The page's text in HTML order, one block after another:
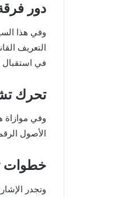
دور
وفي هذا
التعريف
في استقبال
تحرك
الأصول
خطوات
وتجدر